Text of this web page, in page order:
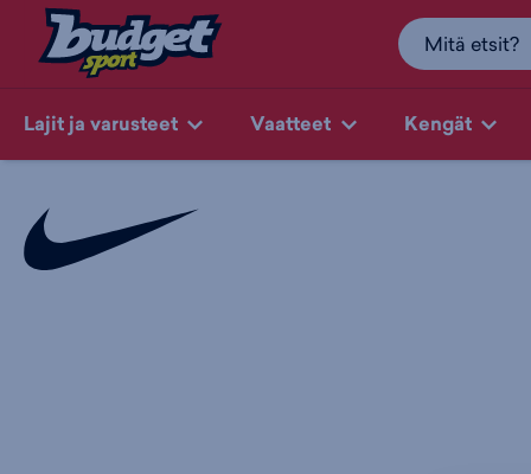
Lajit ja varusteet Vaatteet Kengät